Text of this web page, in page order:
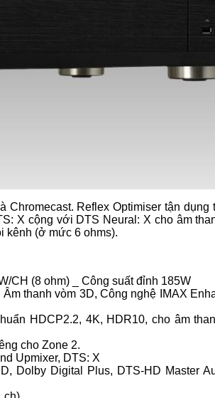
Reflex Optimiser tận dụng
X cộng với DTS Neural: X cho âm
kênh (ở mức 6 ohms).
CH (8 ohm) _ Công suất đỉnh 185W
thanh vòm 3D, Công nghệ IMAX
HDCP2.2, 4K, HDR10, cho âm
cho Zone 2.
Upmixer, DTS: X
Dolby Digital Plus, DTS-HD Master